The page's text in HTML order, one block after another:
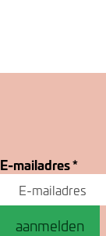
E-mailadres*
aanmelden